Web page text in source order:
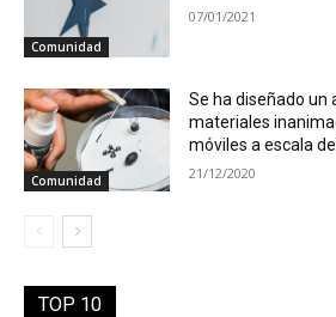
Comunidad
07/01/2021
Comunidad
Se ha diseñado un
materiales
móviles a escala
21/12/2020
TOP 10